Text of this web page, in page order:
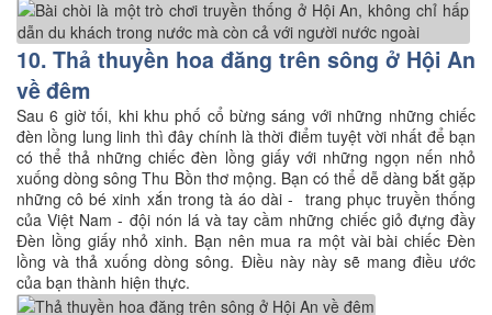
10. Thả thuyền hoa đăng trên sông ở Hội An
về đêm
Sau 6 giờ tối, khi khu phố cổ bừng sáng với những những chiếc
đèn lồng lung linh thì đây chính là thời điểm tuyệt vời nhất để bạn
có thể thả những chiếc đèn lồng giấy với những ngọn nến nhỏ
xuống dòng sông Thu Bồn thơ mộng. Bạn có thể dễ dàng bắt gặp
những cô bé xinh xắn trong tà áo dài - trang phục truyền thống
của Việt Nam - đội nón lá và tay cầm những chiếc giỏ đựng đầy
Đèn lồng giấy nhỏ xinh. Bạn nên mua ra một vài bài chiếc Đèn
lồng và thả xuống dòng sông. Điều này này sẽ mang điều ước
của bạn thành hiện thực.